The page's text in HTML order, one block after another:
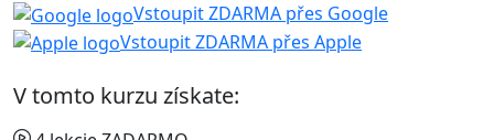
Vstoupit ZDARMA přes Google
Vstoupit ZDARMA přes Apple
V tomto kurzu získate: